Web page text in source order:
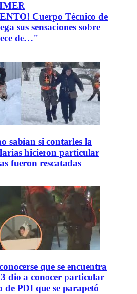
Cuerpo Técnico de
sus sensaciones sobre
de…"
sabían si contarles la
hicieron particular
fueron rescatadas
que se encuentra
dio a conocer particular
de PDI que se parapetó